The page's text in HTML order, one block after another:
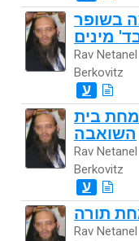
בשופר
מינים
Rav Netanel
Berkovitz
ע
בית
השואבה
Rav Netanel
Berkovitz
ע
תורה
Rav Netanel